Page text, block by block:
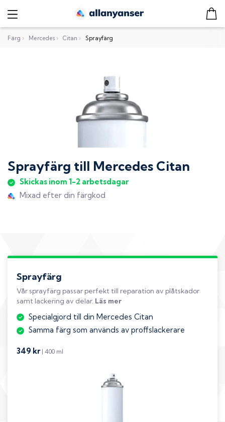
Färg › Mercedes › Citan › Sprayfärg
Sprayfärg till Mercedes Citan
Skickas inom 1-2 arbetsdagar
Mixad efter din färgkod
Sprayfärg
Vår sprayfärg passar perfekt till reparation av plåtskador
samt lackering av delar. Läs mer
Specialgjord till din Mercedes Citan
Samma färg som används av proffslackerare
349 kr| 400 ml